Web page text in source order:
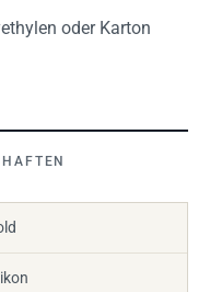
oder Karton